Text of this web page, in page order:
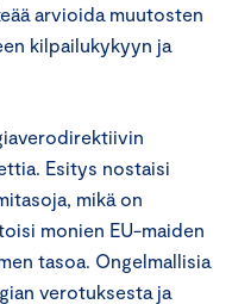
arvioida muutosten
kilpailukykyyn ja
Esitys nostaisi
mikä on
monien EU-maiden
tasoa. Ongelmallisia
verotuksesta ja